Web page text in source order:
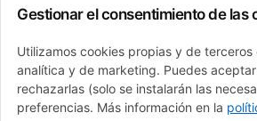
Gestionar el consentimiento de las
Utilizamos cookies propias y de terceros
analítica y de marketing. Puedes
rechazarlas (solo se instalarán las
preferencias. Más información en la